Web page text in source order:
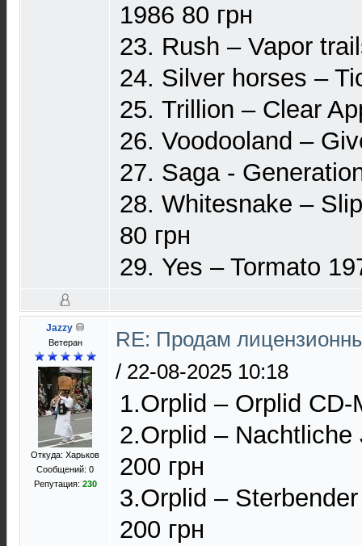
1986 80 грн
23. Rush – Vapor
24. Silver horses –
25. Trillion – Clear
26. Voodooland –
27. Saga -
28. Whitesnake –
80 грн
29. Yes – Tormato
Jazzy
Ветеран
Откуда: Харьков
Сообщений: 0
Репутация: 230
RE: Продам
/ 22-08-2025 10:18
1.Orplid – Orplid CD-
2.Orplid –
200 грн
3.Orplid –
200 грн